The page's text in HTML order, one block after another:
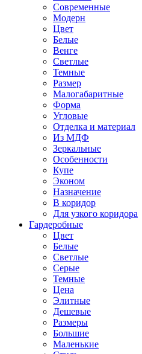
Современные
Модерн
Цвет
Белые
Венге
Светлые
Темные
Размер
Малогабаритные
Форма
Угловые
Отделка и материал
Из МДФ
Зеркальные
Особенности
Купе
Эконом
Назначение
В коридор
Для узкого коридора
Гардеробные
Цвет
Белые
Светлые
Серые
Темные
Цена
Элитные
Дешевые
Размеры
Большие
Маленькие